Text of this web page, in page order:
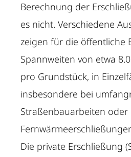
Berechnung der
es nicht. Verschiedene
zeigen für die öffentliche
Spannweiten von etwa
pro Grundstück, in
insbesondere bei
Straßenbauarbeiten
Die private Erschließung